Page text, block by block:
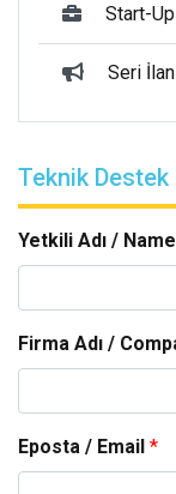
Start-
Seri
Teknik
Yetkili Adı / Name
Firma Adı /
Eposta / Email *